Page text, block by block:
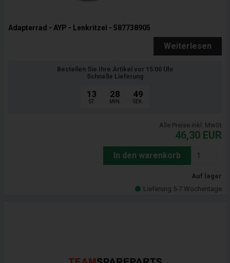
Adapterrad - AYP - Lenkritzel - 587738905
Weiterlesen
Bestellen Sie Ihre Artikel vor 15:00 Uhr
Schnelle Lieferung
13
ST.
28
MIN.
47
SEK.
Alle Preise inkl. MwSt
46,30 EUR
In den warenkorb
Auf lager
Lieferung 5-7 Wochentage